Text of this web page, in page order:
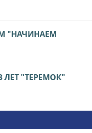
"НАЧИНАЕМ
ЛЕТ "ТЕРЕМОК"